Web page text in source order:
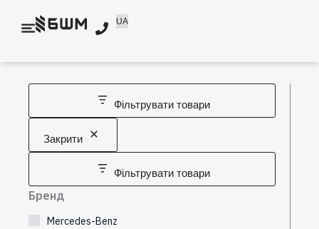
UA
Фільтрувати товари
Закрити
Фільтрувати товари
Бренд
Mercedes-Benz